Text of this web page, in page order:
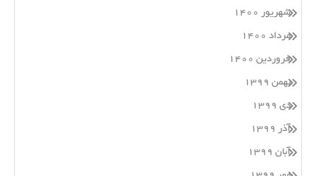
شهریور ۱۴۰۰
مرداد ۱۴۰۰
فروردین ۱۴۰۰
بهمن ۱۳۹۹
دی ۱۳۹۹
آذر ۱۳۹۹
آبان ۱۳۹۹